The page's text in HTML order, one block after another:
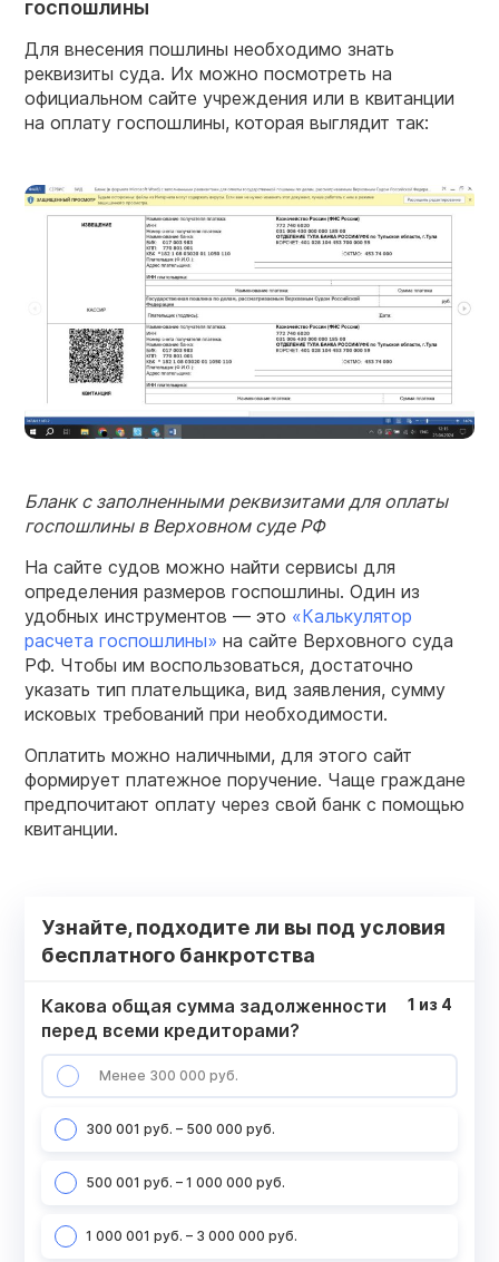
госпошлины
Для внесения пошлины необходимо знать
реквизиты суда. Их можно посмотреть на
официальном сайте учреждения или в квитанции
на оплату госпошлины, которая выглядит так:
Бланк с заполненными реквизитами для оплаты
госпошлины в Верховном суде РФ
На сайте судов можно найти сервисы для
определения размеров госпошлины. Один из
удобных инструментов — это «‎Калькулятор
расчета госпошлины» на сайте Верховного суда
РФ. Чтобы им воспользоваться, достаточно
указать тип плательщика, вид заявления, сумму
исковых требований при необходимости.
Оплатить можно наличными, для этого сайт
формирует платежное поручение. Чаще граждане
предпочитают оплату через свой банк с помощью
квитанции.
Узнайте, подходите ли вы под условия
бесплатного банкротства
Какова общая сумма задолженности
перед всеми кредиторами?
Менее 300 000 руб.
300 001 руб. – 500 000 руб.
500 001 руб. – 1 000 000 руб.
1 000 001 руб. – 3 000 000 руб.
1 из 4